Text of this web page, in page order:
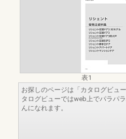
表1
お探しのページは「カタログビュ
タログビューではweb上でパラパ
んになれます。